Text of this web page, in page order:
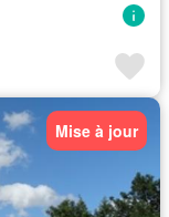
Mise à jour